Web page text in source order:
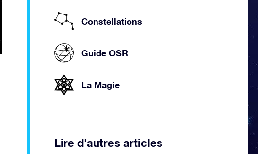
Constellations
Guide OSR
La Magie
Lire d'autres articles